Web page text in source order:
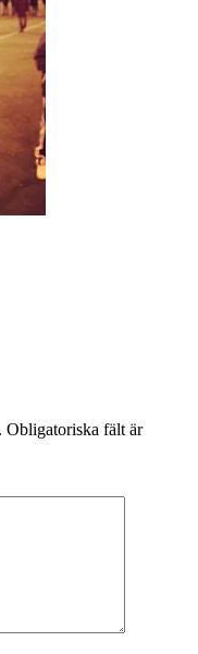
Obligatoriska fält är